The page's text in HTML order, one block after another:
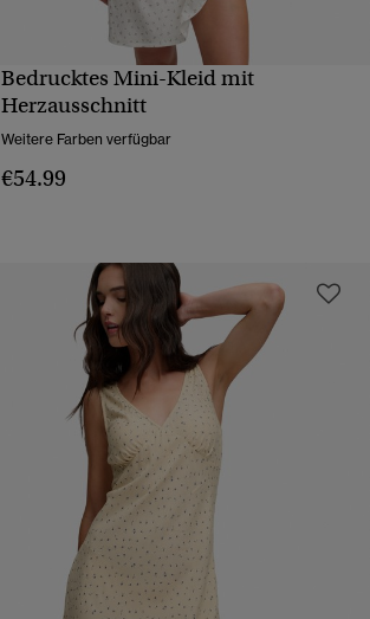
SCHNELLANSICHT
Bedrucktes Mini-Kleid mit
Herzausschnitt
Weitere Farben verfügbar
€54.99